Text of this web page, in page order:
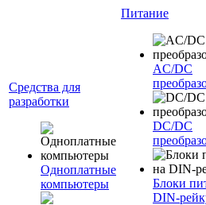
Средства для
разработки
Одноплатные
компьютеры
Питание
AC/DC
DC/DC
Блоки
DIN-